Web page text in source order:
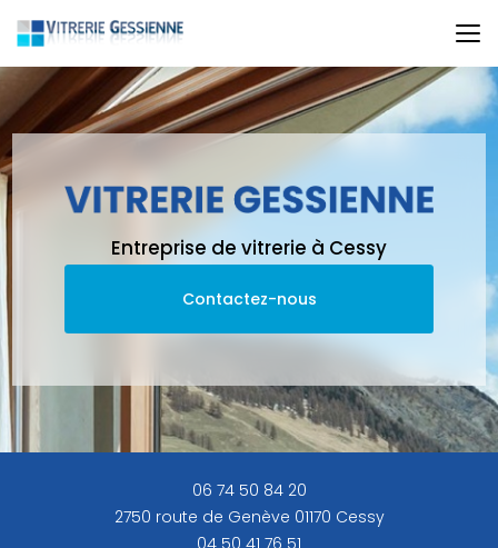
au
contenu
principal
Entreprise de vitrerie à Cessy
Contactez-nous
06 74 50 84 20
2750 route de Genève 01170 Cessy